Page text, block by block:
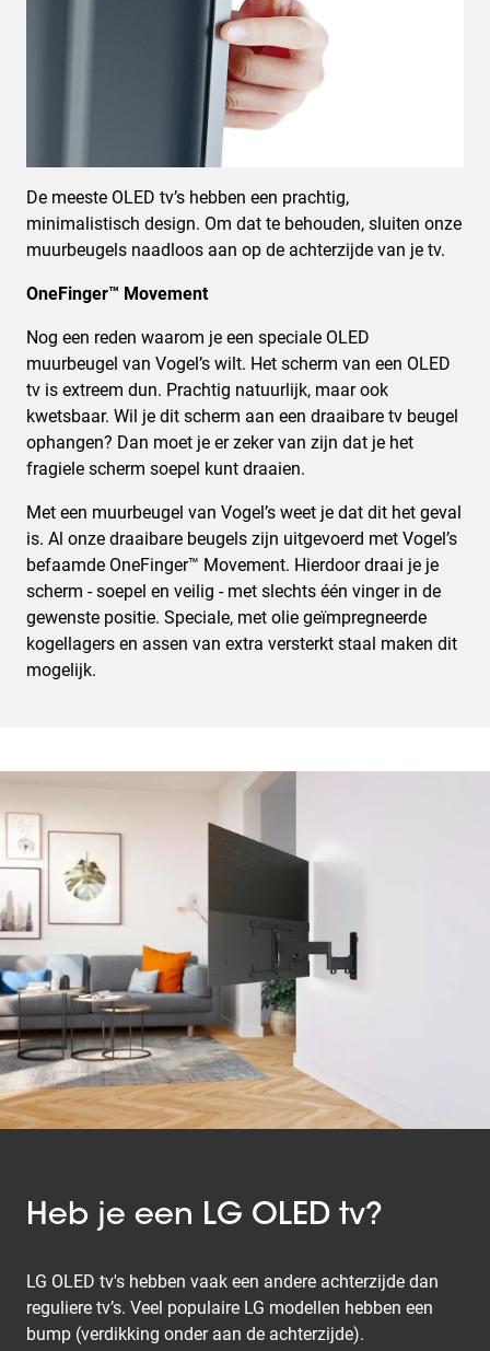
De meeste OLED tv’s hebben een prachtig,
minimalistisch design. Om dat te behouden, sluiten onze
muurbeugels naadloos aan op de achterzijde van je tv.
OneFinger™ Movement
Nog een reden waarom je een speciale OLED
muurbeugel van Vogel’s wilt. Het scherm van een OLED
tv is extreem dun. Prachtig natuurlijk, maar ook
kwetsbaar. Wil je dit scherm aan een draaibare tv beugel
ophangen? Dan moet je er zeker van zijn dat je het
fragiele scherm soepel kunt draaien.
Met een muurbeugel van Vogel’s weet je dat dit het geval
is. Al onze draaibare beugels zijn uitgevoerd met Vogel’s
befaamde OneFinger™ Movement. Hierdoor draai je je
scherm - soepel en veilig - met slechts één vinger in de
gewenste positie. Speciale, met olie geïmpregneerde
kogellagers en assen van extra versterkt staal maken dit
mogelijk.
Heb je een LG OLED tv?
LG OLED tv's hebben vaak een andere achterzijde dan
reguliere tv’s. Veel populaire LG modellen hebben een
bump (verdikking onder aan de achterzijde).